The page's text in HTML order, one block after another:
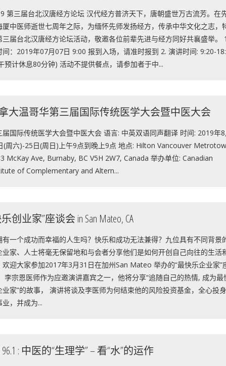
第三届台北汉唐经方论坛 汉代经方普济天下，唐朝盛世万古流芳。在
厦中医师逝世七周年之际，为缅怀先师发扬经方，传承中华文化之志，
三届台北汉唐经方论坛活动，敬邀各位前辈先进与经方同好共襄盛举。
间：2019年07月07日 9:00 报到入场，请准时报到 2. 演讲时间: 9:20-
预计休息80分钟) 活动不提供餐点，请参加者于中...
大温哥华第三届国际传统医学大会暨中医大会
届国际传统医学大会暨中医大会 语言: 中英双语同声翻译 时间: 2019年8
(周六)-25日(周日)上午9点到晚上9点 地点: Hilton Vancouver
McKay Ave, Burnaby, BC V5H 2W7, Canada 举办单位: Canadian
of Complementary and Altern...
创业家”座谈会 in San Mateo, CA
有一个成功而幸福的人生吗？快乐和成功无法兼得？九位具有不同背景
业家、人士将毫无保留地和与会者分享他们是如何开创自己向往的生活
欢迎大家参加2017年3月31日在加州San Mateo 举办的“最快乐企业家”
李宗恩医师作为应邀演讲​​嘉宾之一，他将分享“追随自己的热情, 成为最
业家”的故事， 演讲将谈及李医师为何结束他的风险投资基金，全心投
业，并成为...
96.1 : 中医的“生理学” – 看“水”的运作